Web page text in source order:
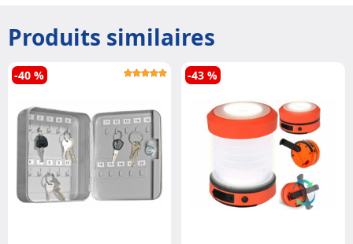
Produits similaires
-40 % -43 %